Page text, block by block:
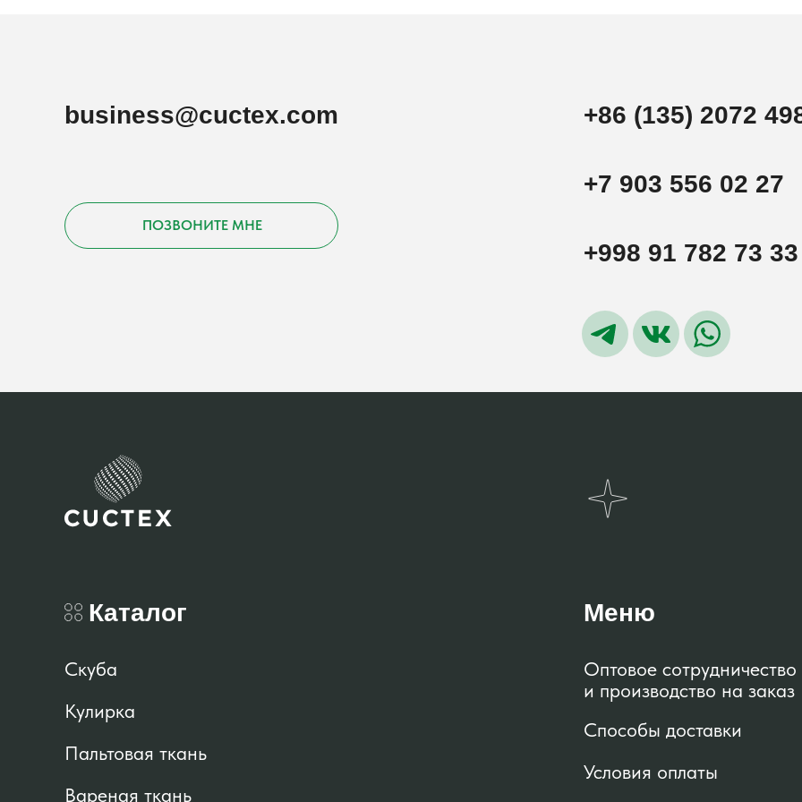
business@cuctex.com +86 (135) 2072
ПОЗВОНИТЕ МНЕ
+7 903 556 02 27
+998 91 782 73 33
Каталог
Скуба
Кулирка
Пальтовая ткань
Вареная ткань
Меню
Оптовое сотрудничество
и производство на заказ
Способы доставки
Условия оплаты